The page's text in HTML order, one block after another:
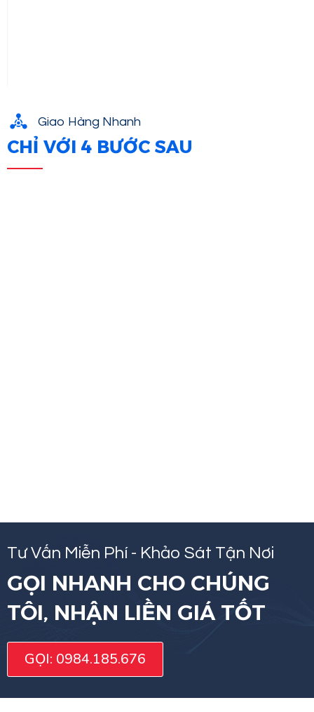
Giao Hàng Nhanh
CHỈ VỚI 4 BƯỚC SAU
Tư Vấn Miễn Phí - Khảo Sát Tận Nơi
GỌI NHANH CHO CHÚNG
TÔI, NHẬN LIỀN GIÁ TỐT
GỌI: 0984.185.676